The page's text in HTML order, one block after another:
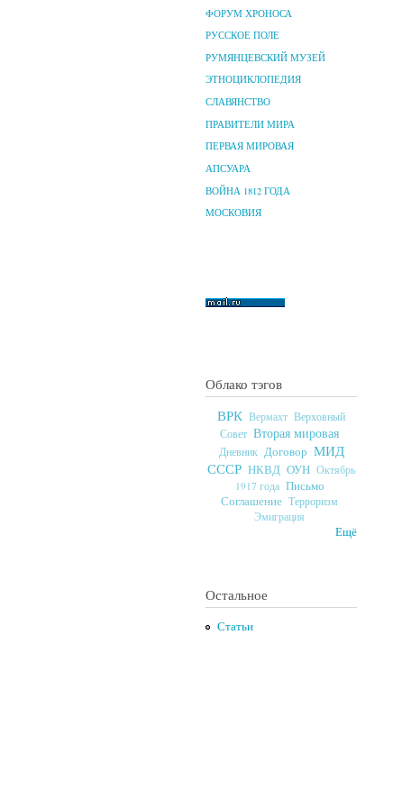
ФОРУМ ХРОНОСА
РУССКОЕ ПОЛЕ
РУМЯНЦЕВСКИЙ МУЗЕЙ
ЭТНОЦИКЛОПЕДИЯ
СЛАВЯНСТВО
ПРАВИТЕЛИ МИРА
ПЕРВАЯ МИРОВАЯ
АПСУАРА
ВОЙНА 1812 ГОДА
МОСКОВИЯ
Облако тэгов
ВРК Вермахт Верховный
Совет Вторая мировая
Дневник Договор МИД
СССР НКВД ОУН Октябрь
1917 года Письмо
Соглашение Терроризм
Эмиграция
Ещё
Остальное
Статьи